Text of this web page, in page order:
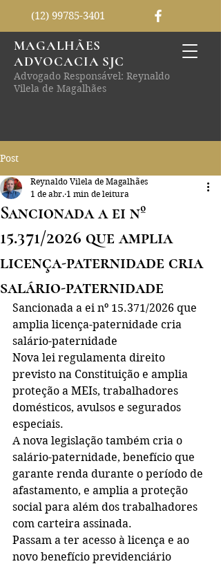
(12) 99785-3401
MAGALHÃES
ADVOCACIA SJC
Advogado Responsável: Reynaldo
Vilela de Magalhães
Post
Sancionada a ei nº
15.371/2026 que amplia
licença-paternidade cria
salário-paternidade
Reynaldo Vilela de Magalhães
1 de abr. 1 min de leitura
Sancionada a ei nº 15.371/2026 que
amplia licença-paternidade cria
salário-paternidade
Nova lei regulamenta direito
previsto na Constituição e amplia
proteção a MEIs, trabalhadores
domésticos, avulsos e segurados
especiais.
A nova legislação também cria o
salário-paternidade, benefício que
garante renda durante o período de
afastamento, e amplia a proteção
social para além dos trabalhadores
com carteira assinada.
Passam a ter acesso à licença e ao
novo benefício previdenciário